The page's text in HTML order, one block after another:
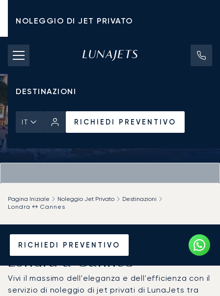
NOLEGGIO DI JET PRIVATO
TARIFFE DI NOLEGGIO
JET PRIVATI
DESTINAZIONI
IT RICHIEDI PREVENTIVO
RICHIEDI PREVENTIVO
Pagina Iniziale Noleggio Jet Privato
Destinazioni
Londra ↔ Cannes
Noleggia un Jet Privato da
Londra a Cannes
Vivi il massimo dell'eleganza e dell'efficienza con il
servizio di noleggio di jet privati di LunaJets tra